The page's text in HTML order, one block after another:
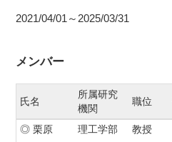
2021/04/01～2025/03/31
メンバー
氏名
所属研究
機関
職位
◎ 栗原
理工学部 教授